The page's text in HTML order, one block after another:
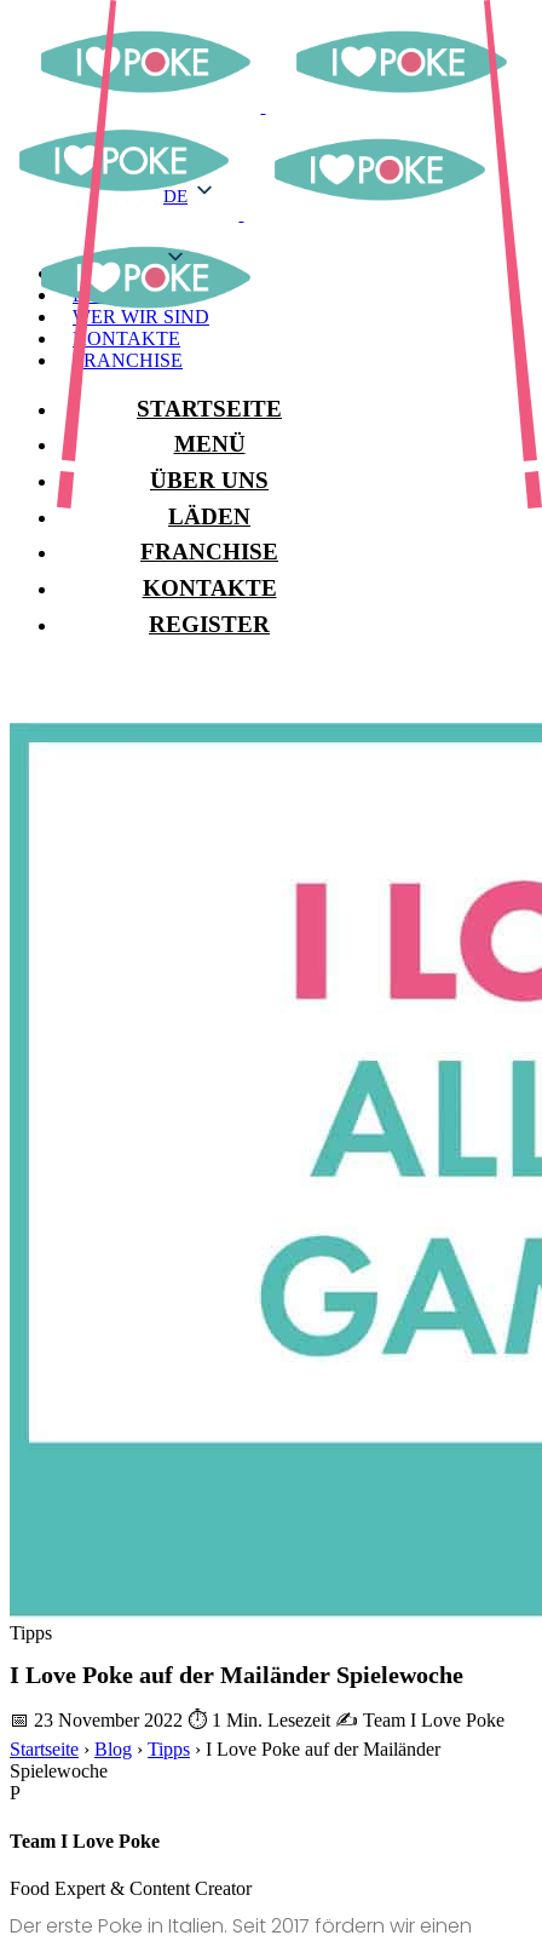
DE
MENÜ
LAGER
WER WIR SIND
KONTAKTE
FRANCHISE
STARTSEITE
MENÜ
ÜBER UNS
LÄDEN
FRANCHISE
KONTAKTE
REGISTER
Tipps
I Love Poke auf der Mailänder Spielewoche
📅 23 November 2022 ⏱ 1 Min. Lesezeit ✍️ Team I Love Poke
Startseite › Blog › Tipps › I Love Poke auf der Mailänder
Spielewoche
P
Team I Love Poke
Food Expert & Content Creator
Der erste Poke in Italien. Seit 2017 fördern wir einen